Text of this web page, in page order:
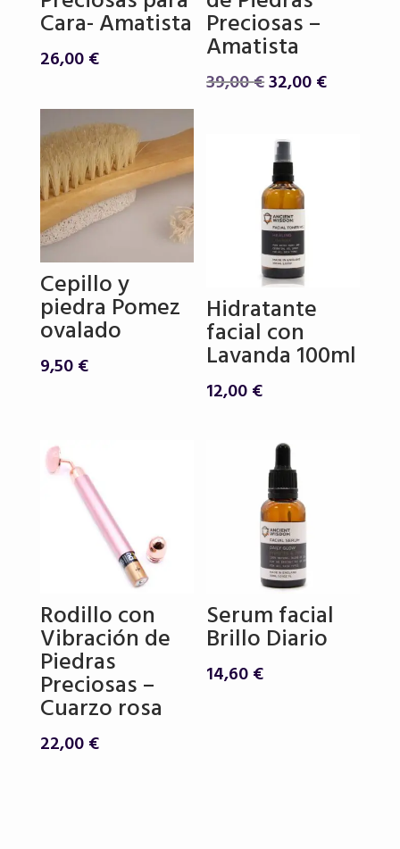
Cara- Amatista
26,00€
Preciosas –
Amatista
39,00€El
era:
39,00 €.
32,00€El
Cepillo y
piedra Pomez
ovalado
9,50€
Hidratante
facial con
Lavanda 100ml
12,00€
Rodillo con
Vibración de
Piedras
Preciosas –
Cuarzo rosa
22,00€
Serum facial
Brillo Diario
14,60€